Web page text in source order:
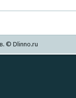
© Dlinno.ru